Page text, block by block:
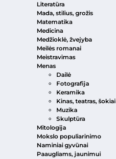
Literatūra
Mada, stilius, grožis
Matematika
Medicina
Medžioklė, žvejyba
Meilės romanai
Meistravimas
Menas
Dailė
Fotografija
Keramika
Kinas, teatras, šokiai
Muzika
Skulptūra
Mitologija
Mokslo populiarinimo
Naminiai gyvūnai
Paaugliams, jaunimui